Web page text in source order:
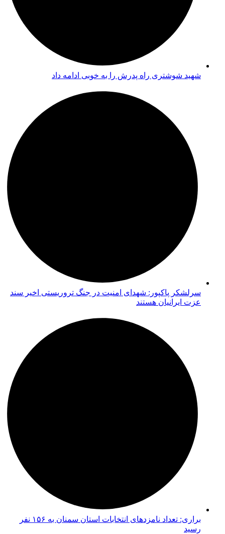
شهید شوشتری راه پدرش را به خوبی ادامه داد
سرلشکر پاکپور: شهدای امنیت در جنگ تروریستی اخیر سند
عزت ایرانیان هستند
براری: تعداد نامزدهای انتخابات استان سمنان به ۱۵۶ نفر
رسید